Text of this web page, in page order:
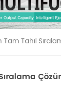
Tam Tahıl